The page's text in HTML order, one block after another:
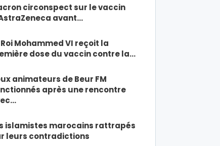
circonspect sur le vaccin
avant…
Roi Mohammed VI reçoit la
dose du vaccin contre la…
animateurs de Beur FM
après une rencontre
islamistes marocains rattrapés
leurs contradictions